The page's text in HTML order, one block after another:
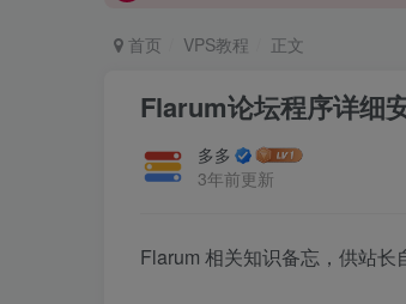
首页 VPS教程 正文
Flarum论坛程序详细
多多
3年前更新
Flarum 相关知识备忘，供站长